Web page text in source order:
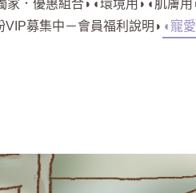
家．優惠組合◗ ◖環境用◗ ◖肌膚用
VIP募集中－會員福利說明◗ ◖寵